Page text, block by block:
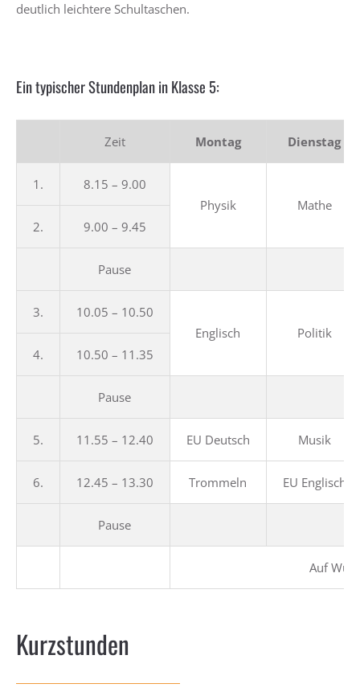
deutlich leichtere Schultaschen.
Ein typischer Stundenplan in Klasse 5:
Zeit Montag Dienstag
1.
8.15 – 9.00
Physik
Mathe
2.
9.00 – 9.45
Pause
3.
10.05 – 10.50
Englisch
Politik
4.
10.50 – 11.35
Pause
5. 11.55 – 12.40 EU Deutsch Musik
6. 12.45 – 13.30 Trommeln EU Englisch
Pause
Auf
Kurzstunden